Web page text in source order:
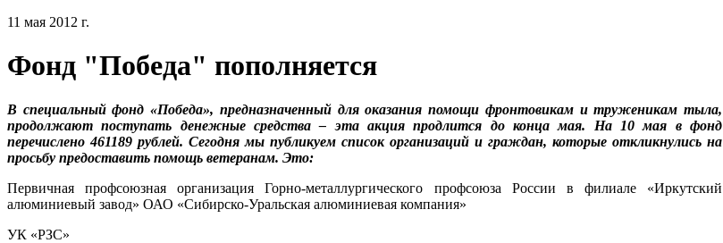
11 мая 2012 г.
Фонд "Победа" пополняется
В специальный фонд «Победа», предназначенный для оказания помощи фронтовикам и труженикам тыла,
продолжают поступать денежные средства – эта акция продлится до конца мая. На 10 мая в фонд
перечислено 461189 рублей. Сегодня мы публикуем список организаций и граждан, которые откликнулись на
просьбу предоставить помощь ветеранам. Это:
Первичная профсоюзная организация Горно-металлургического профсоюза России в филиале «Иркутский
алюминиевый завод» ОАО «Сибирско-Уральская алюминиевая компания»
УК «РЗС»